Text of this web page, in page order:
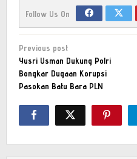
Follow Us On
Post
navigation
Previous post
Yusri Usman Dukung Polri
Bongkar Dugaan Korupsi
Pasokan Batu Bara PLN